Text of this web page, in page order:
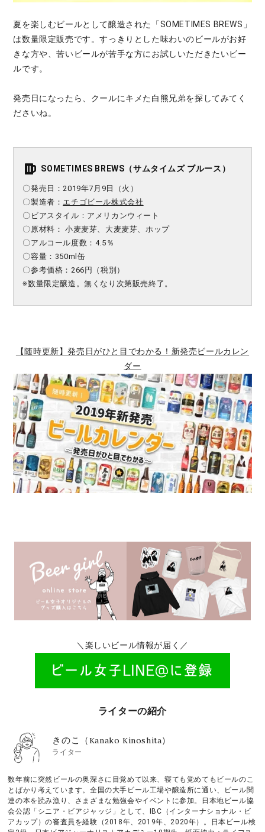
夏を楽しむビールとして醸造された「SOMETIMES BREWS」
は数量限定販売です。すっきりとした味わいのビールがお好
きな方や、苦いビールが苦手な方にお試しいただきたいビー
ルです。
発売日になったら、クールにキメた白熊兄弟を探してみてく
ださいね。
SOMETIMES BREWS（サムタイムズ ブルース）
〇発売日：2019年7月9日（火）
〇製造者： エチゴビール株式会社
〇ビアスタイル：アメリカンウィート
〇原材料： 小麦麦芽、大麦麦芽、ホップ
〇アルコール度数：4.5％
〇容量：350ml缶
〇参考価格：266円（税別）
※数量限定醸造。無くなり次第販売終了。
【随時更新】発売日がひと目でわかる！新発売ビールカレン
ダー
＼楽しいビール情報が届く／
ライターの紹介
きのこ（Kanako Kinoshita）
ライター
数年前に突然ビールの奥深さに目覚めて以来、寝ても覚めてもビールのこ
とばかり考えています。全国の大手ビール工場や醸造所に通い、ビール関
連の本を読み漁り、さまざまな勉強会やイベントに参加。日本地ビール協
会公認「シニア・ビアジャッジ」として、IBC（インターナショナル・ビ
アカップ）の審査員を経験（2018年、2019年、2020年）。日本ビール検